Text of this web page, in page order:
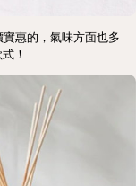
惠的，氣味方面也多
！